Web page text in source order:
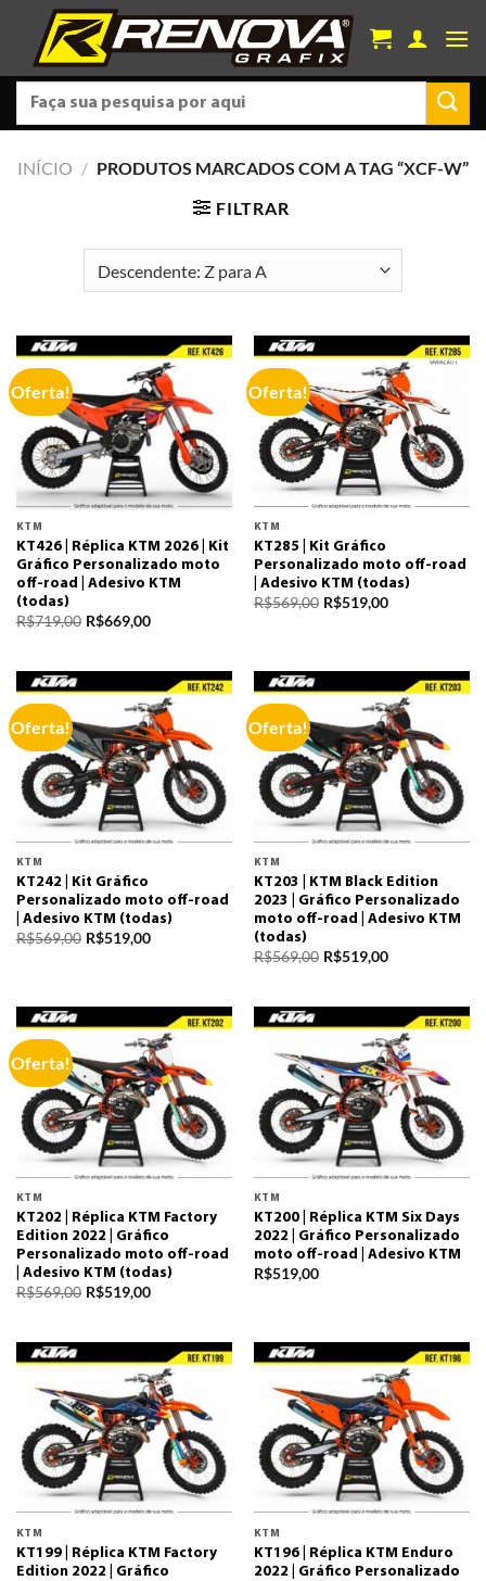
content
Pesquisar
INÍCIO / PRODUTOS MARCADOS COM A TAG “XCF-W”
FILTRAR
Oferta!
KTM
KT426 | Réplica KTM 2026 | Kit
Gráfico Personalizado moto
off-road | Adesivo KTM
(todas)
R$719,00 R$669,00
Oferta!
KTM
KT285 | Kit Gráfico
Personalizado moto off-road
| Adesivo KTM (todas)
R$569,00 R$519,00
Oferta!
KTM
KT242 | Kit Gráfico
Personalizado moto off-road
| Adesivo KTM (todas)
R$569,00 R$519,00
Oferta!
KTM
KT203 | KTM Black Edition
2023 | Gráfico Personalizado
moto off-road | Adesivo KTM
(todas)
R$569,00 R$519,00
Oferta!
KTM
KT202 | Réplica KTM Factory
Edition 2022 | Gráfico
Personalizado moto off-road
| Adesivo KTM (todas)
R$569,00 R$519,00
KTM
KT200 | Réplica KTM Six Days
2022 | Gráfico Personalizado
moto off-road | Adesivo KTM
R$519,00
KTM
KT199 | Réplica KTM Factory
Edition 2022 | Gráfico
KTM
KT196 | Réplica KTM Enduro
2022 | Gráfico Personalizado